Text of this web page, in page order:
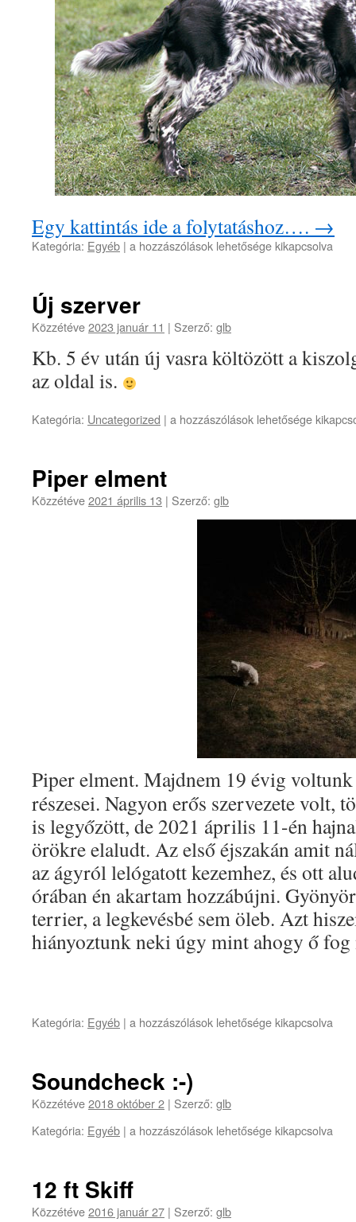
Egy kattintás ide a folytatáshoz…. →
Kategória: Egyéb | Piszkolábok
a hozzászólások lehetősége kikapcsolva
Új szerver
Közzétéve2023 január 11 | Szerző: glb
Kb. 5 év után új vasra költözött a
az oldal is.
Kategória: Uncategorized | Új
a hozzászólások lehetősége
Piper elment
Közzétéve2021 április 13 | Szerző: glb
Piper elment. Majdnem 19 évig voltunk
részesei. Nagyon erős szervezete volt,
is legyőzött, de 2021 április 11-én
örökre elaludt. Az első éjszakán amit
az ágyról lelógatott kezemhez, és ott
órában én akartam hozzábújni.
terrier, a legkevésbé sem öleb. Azt
hiányoztunk neki úgy mint ahogy ő
Kategória: Egyéb | Piper
a hozzászólások lehetősége kikapcsolva
Soundcheck :-)
Közzétéve2018 október 2 | Szerző: glb
Kategória: Egyéb | Soundcheck
a hozzászólások lehetősége kikapcsolva
12 ft Skiff
Közzétéve2016 január 27 | Szerző: glb